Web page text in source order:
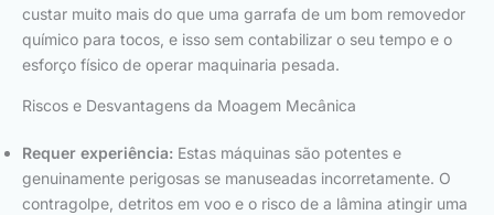
custar muito mais do que uma garrafa de um bom removedor
químico para tocos, e isso sem contabilizar o seu tempo e o
esforço físico de operar maquinaria pesada.
Riscos e Desvantagens da Moagem Mecânica
Requer experiência: Estas máquinas são potentes e
genuinamente perigosas se manuseadas incorretamente. O
contragolpe, detritos em voo e o risco de a lâmina atingir uma